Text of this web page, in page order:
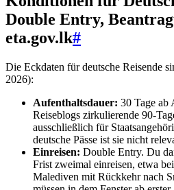
Double Entry,
eta.gov.lk#
Die Eckdaten für deutsche Reisende
2026):
Aufenthaltsdauer: 30 Tage ab
Reiseblogs zirkulierende 90-
ausschließlich für
deutsche Pässe ist sie nicht
Einreisen: Double Entry. Du
Frist zweimal einreisen, etwa
Malediven mit Rückkehr nach